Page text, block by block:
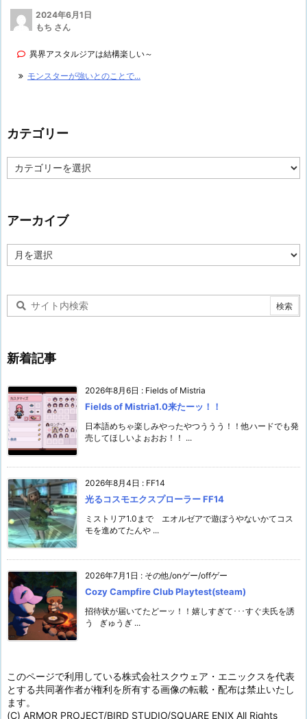
2024年6月1日
もち さん
異界アスタルジアは結構楽しい～
モンスターが強いとのことで...
カテゴリー
テ
ー
アーカイブ
ー
新着記事
2026年8月6日 : Fields of Mistria
Fields of Mistria1.0来たーッ！！
日本語めちゃ楽しみやったやつううう！！他ハードでも発
売してほしいよぉおお！！ ...
2026年8月4日 : FF14
光るコスモエクスプローラー FF14
ミストリア1.0まで エオルゼアで遊ぼうやないかてコス
モを進めてたんや ...
2026年7月1日 : その他/onゲー/offゲー
Cozy Campfire Club Playtest(steam)
招待状が届いてたどーッ！！嬉しすぎて･･･すぐ夫氏を誘
う ぎゅうぎ ...
このページで利用している株式会社スクウェア・エニックスを代表
とする共同著作者が権利を所有する画像の転載・配布は禁止いたし
ます。
(C) ARMOR PROJECT/BIRD STUDIO/SQUARE ENIX All Rights